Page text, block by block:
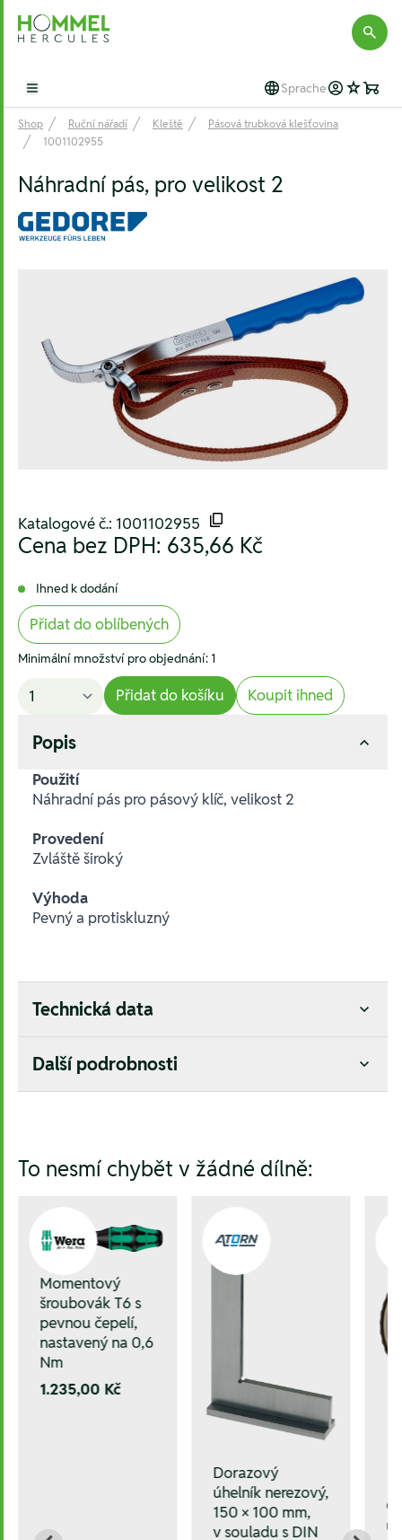
Hommel Hercules
Open main menu Sprache
Shop Ruční nářadí Kleště
Pásová trubková klešťovina
1001102955
Náhradní pás, pro velikost 2
Katalogové č.: 1001102955
Cena bez DPH: 635,66 Kč
Ihned k dodání
Přidat do oblíbených
Minimální množství pro objednání: 1
Přidat do košíku Koupit ihned
Popis
Použití
Náhradní pás pro pásový klíč, velikost 2
Provedení
Zvláště široký
Výhoda
Pevný a protiskluzný
Technická data
Další podrobnosti
To nesmí chybět v žádné dílně:
Momentový
šroubovák T6 s
pevnou čepelí,
nastavený na 0,6
Nm
1.235,00 Kč
Dorazový
úhelník nerezový,
150 × 100 mm,
v souladu s DIN